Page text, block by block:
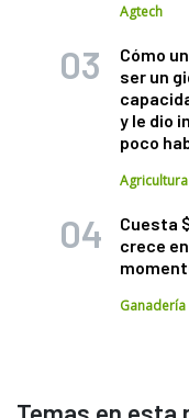
Agtech
Cómo
ser un
y le dio
poco
Agricultura
Cuesta
crece
Ganadería